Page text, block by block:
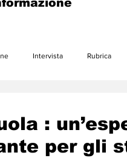
Intervista Rubrica
ottobre23
:
per gli